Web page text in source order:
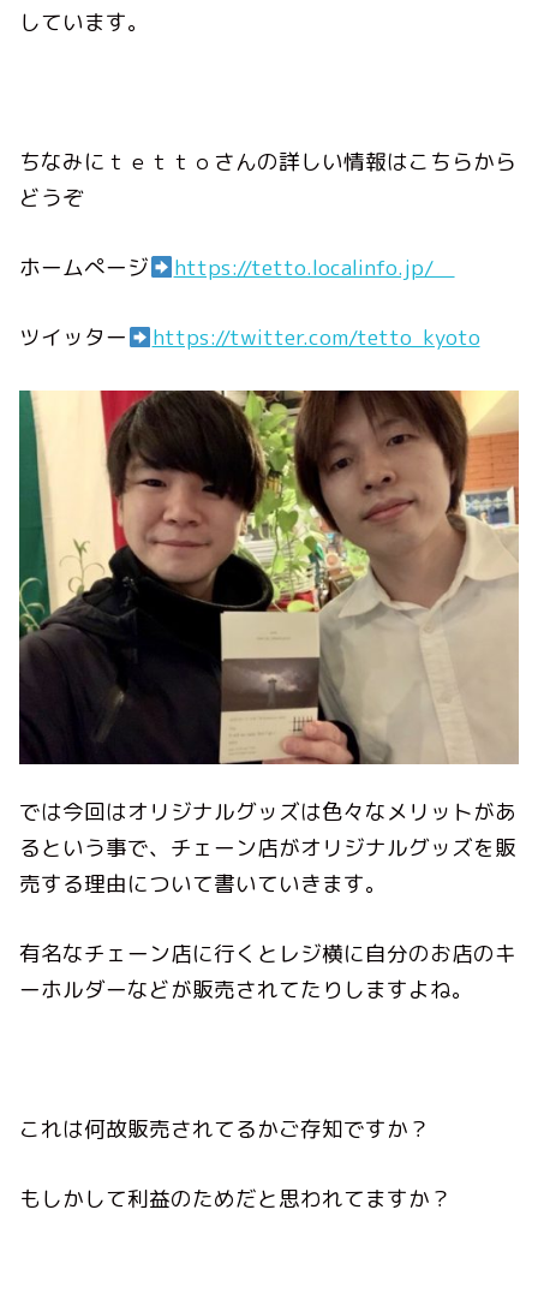
しています。
ちなみにｔｅｔｔｏさんの詳しい情報はこちらから
どうぞ
ホームぺージ https://tetto.localinfo.jp/
ツイッター https://twitter.com/tetto_kyoto
では今回はオリジナルグッズは色々なメリットがあ
るという事で、 チェーン店がオリジナルグッズを販
売する理由について書いていきます。
有名なチェーン店に行くとレジ横に自分のお店のキ
ーホルダーなどが販売されてたりしますよね。
これは何故販売されてるかご存知ですか？
もしかして利益のためだと思われてますか？